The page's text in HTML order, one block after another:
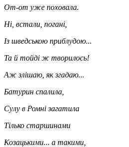
От-от уже поховала.
Ні, встали, погані,
Із шведською приблудою...
Та й тойді ж творилось!
Аж злішаю, як згадаю...
Батурин спалила,
Сулу в Ромні загатила
Тілько старшинами
Козацькими... а такими,